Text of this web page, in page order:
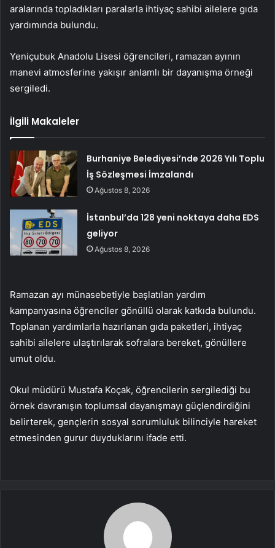
aralarında topladıkları paralarla ihtiyaç sahibi ailelere gıda
yardımında bulundu.
Yeniçubuk Anadolu Lisesi öğrencileri, ramazan ayının
manevi atmosferine yakışır anlamlı bir dayanışma örneği
sergiledi.
İlgili Makaleler
Burhaniye Belediyesi’nde 2026 Yılı Toplu
İş Sözleşmesi İmzalandı
Ağustos 8, 2026
İstanbul’da 128 yeni noktaya daha EDS
geliyor
Ağustos 8, 2026
Ramazan ayı münasebetiyle başlatılan yardım
kampanyasına öğrenciler gönüllü olarak katkıda bulundu.
Toplanan yardımlarla hazırlanan gıda paketleri, ihtiyaç
sahibi ailelere ulaştırılarak sofralara bereket, gönüllere
umut oldu.
Okul müdürü Mustafa Koçak, öğrencilerin sergilediği bu
örnek davranışın toplumsal dayanışmayı güçlendirdiğini
belirterek, gençlerin sosyal sorumluluk bilinciyle hareket
etmesinden gurur duyduklarını ifade etti.